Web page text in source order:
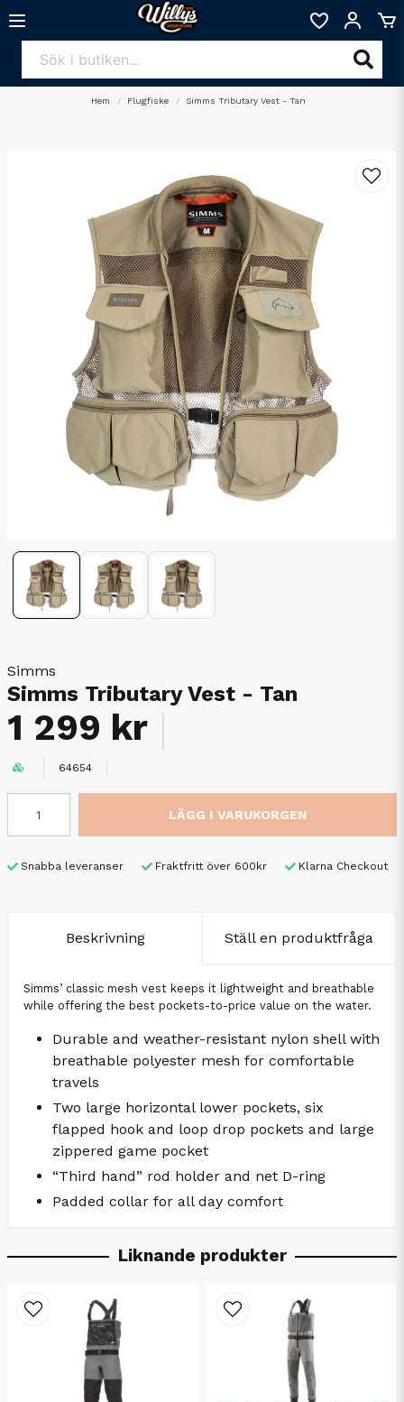
Hem Flugfiske Simms Tributary Vest - Tan
Simms
Simms Tributary Vest - Tan
1 299 kr
64654
LÄGG I VARUKORGEN
Snabba leveranser Fraktfritt över 600kr Klarna Checkout
Beskrivning Ställ en produktfråga
Simms’ classic mesh vest keeps it lightweight and breathable
while offering the best pockets-to-price value on the water.
Durable and weather-resistant nylon shell with
breathable polyester mesh for comfortable
travels
Two large horizontal lower pockets, six
flapped hook and loop drop pockets and large
zippered game pocket
“Third hand” rod holder and net D-ring
Padded collar for all day comfort
Liknande produkter